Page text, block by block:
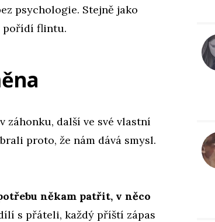
psychologie. Stejně jako
pořídí flintu.
záhonku, další ve své vlastní
proto, že nám dává smysl.
někam patřit, v něco
s přáteli, každý příští zápas